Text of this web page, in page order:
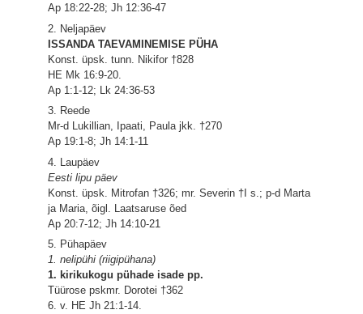
Ap 18:22-28; Jh 12:36-47
2. Neljapäev
ISSANDA TAEVAMINEMISE PÜHA
Konst. üpsk. tunn. Nikifor †828
HE Mk 16:9-20.
Ap 1:1-12; Lk 24:36-53
3. Reede
Mr-d Lukillian, Ipaati, Paula jkk. †270
Ap 19:1-8; Jh 14:1-11
4. Laupäev
Eesti lipu päev
Konst. üpsk. Mitrofan †326; mr. Severin †I s.; p-d Marta
ja Maria, õigl. Laatsaruse õed
Ap 20:7-12; Jh 14:10-21
5. Pühapäev
1. nelipühi (riigipühana)
1. kirikukogu pühade isade pp.
Tüürose pskmr. Dorotei †362
6. v. HE Jh 21:1-14.